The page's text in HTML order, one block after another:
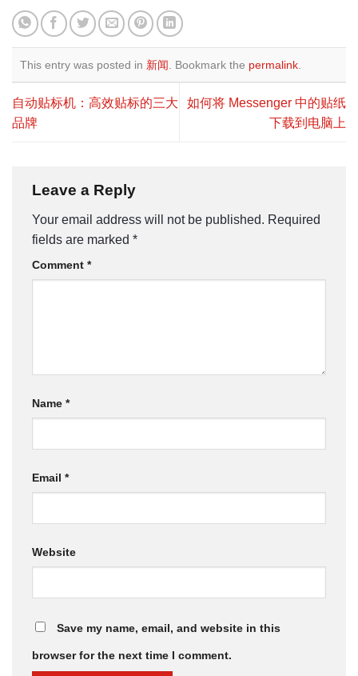
This entry was posted in 新闻. Bookmark the permalink.
自动贴标机：高效贴标的三大
品牌
如何将 Messenger 中的贴纸
下载到电脑上
Leave a Reply
Your email address will not be published. Required
fields are marked *
Comment *
Name *
Email *
Website
Save my name, email, and website in this
browser for the next time I comment.